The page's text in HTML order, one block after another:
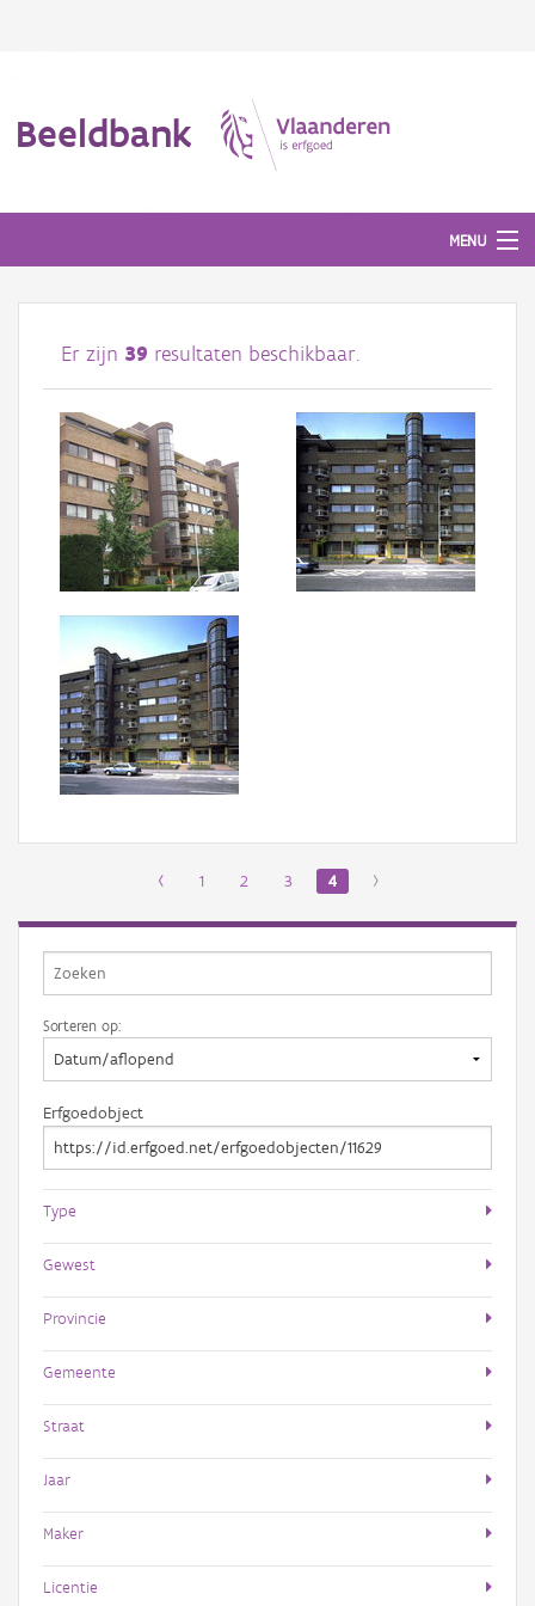
Beeldbank
MENU
Afbeeldingen
#BeeldIndeKijker
Hergebruik
Over ons
Aanmelden
Er zijn 39 resultaten beschikbaar.
‹ 1 2 3 4 ›
Sorteren op:
Erfgoedobject
Type
Gewest
Provincie
Gemeente
Straat
Jaar
Maker
Licentie